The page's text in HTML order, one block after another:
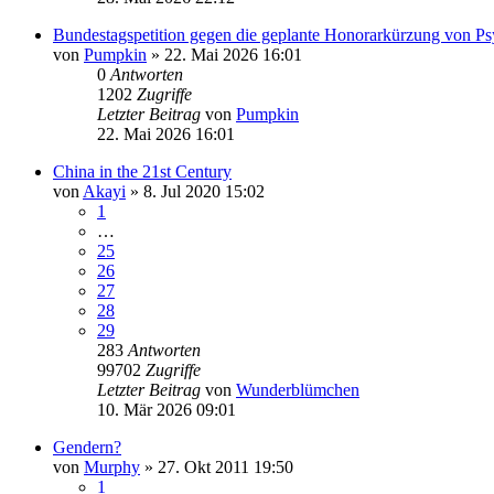
Bundestagspetition gegen die geplante Honorarkürzung von
von Pumpkin » 22. Mai 2026 16:01
0 Antworten
1202 Zugriffe
Letzter Beitrag von Pumpkin
22. Mai 2026 16:01
China in the 21st Century
von Akayi » 8. Jul 2020 15:02
1
…
25
26
27
28
29
283 Antworten
99702 Zugriffe
Letzter Beitrag von Wunderblümchen
10. Mär 2026 09:01
Gendern?
von Murphy » 27. Okt 2011 19:50
1